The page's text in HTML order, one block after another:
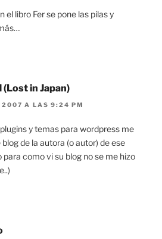
el libro Fer se pone las pilas y
(Lost in Japan)
2007 A LAS 9:24 PM
y temas para wordpress me
de la autora (o autor) de ese
para como vi su blog no se me hizo